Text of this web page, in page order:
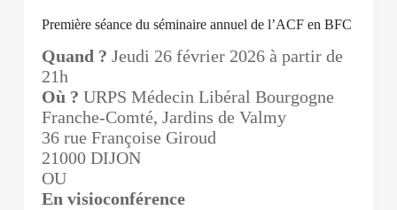
Première séance du séminaire annuel de l’ACF en BFC
Quand ? Jeudi 26 février 2026 à partir de
21h
Où ? URPS Médecin Libéral Bourgogne
Franche-Comté, Jardins de Valmy
36 rue Françoise Giroud
21000 DIJON
OU
En visioconférence